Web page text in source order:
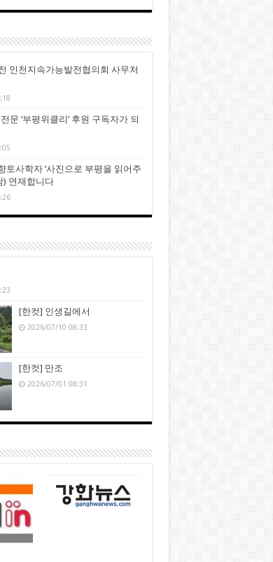
인천지속가능발전협의회 사무처
문 ‘부평위클리’ 후원 구독자가 되
토사학자 ‘사진으로 부평을 읽어주
) 연재합니다
[한컷] 인생길에서
2026/07/10 08:33
[한컷] 만조
2026/07/01 08:31